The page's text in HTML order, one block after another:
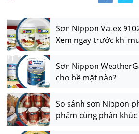
Sơn Nippon Vatex
Xem ngay trước khi
Sơn Nippon
cho bề mặt nào?
So sánh sơn Nippon
phẩm cùng phân khúc